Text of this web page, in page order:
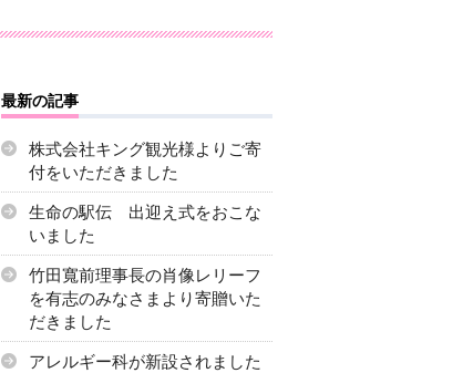
最新の記事
株式会社キング観光様よりご寄
付をいただきました
生命の駅伝 出迎え式をおこな
いました
竹田寬前理事長の肖像レリーフ
を有志のみなさまより寄贈いた
だきました
アレルギー科が新設されました